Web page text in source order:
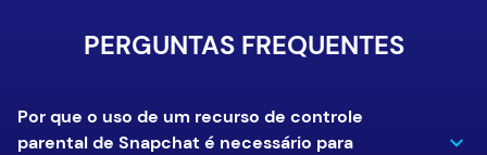
PERGUNTAS FREQUENTES
Por que o uso de um recurso de controle
parental de Snapchat é necessário para